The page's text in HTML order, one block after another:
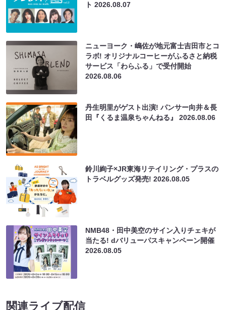
ト2026.08.07
ニューヨーク・嶋佐が地元富士吉田市とコ
ラボ! オリジナルコーヒーがふるさと納税
サービス「わらふる」で受付開始
2026.08.06
丹生明里がゲスト出演! パンサー向井＆長
田『くるま温泉ちゃんねる』2026.08.06
鈴川絢子×JR東海リテイリング・プラスの
トラベルグッズ発売!2026.08.05
NMB48・田中美空のサイン入りチェキが
当たる! dバリューパスキャンペーン開催
2026.08.05
関連ライブ配信